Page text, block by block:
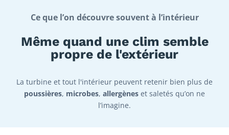
Ce que l’on découvre souvent à l’intérieur
Même quand une clim semble
propre de l'extérieur
La turbine et tout l'intérieur peuvent retenir bien plus de
poussières, microbes, allergènes et saletés qu’on ne
l’imagine.